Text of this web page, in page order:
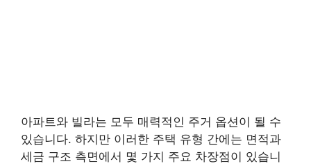
아파트와 빌라는 모두 매력적인 주거 옵션이 될 수
있습니다. 하지만 이러한 주택 유형 간에는 면적과
세금 구조 측면에서 몇 가지 주요 차장점이 있습니